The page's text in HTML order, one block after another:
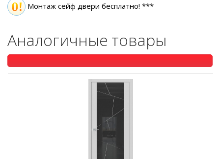
Монтаж сейф двери бесплатно! ***
Аналогичные товары